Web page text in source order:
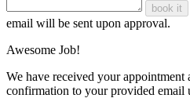
book it
email will be sent upon approval.
Awesome Job!
We have received your
confirmation to your provided email